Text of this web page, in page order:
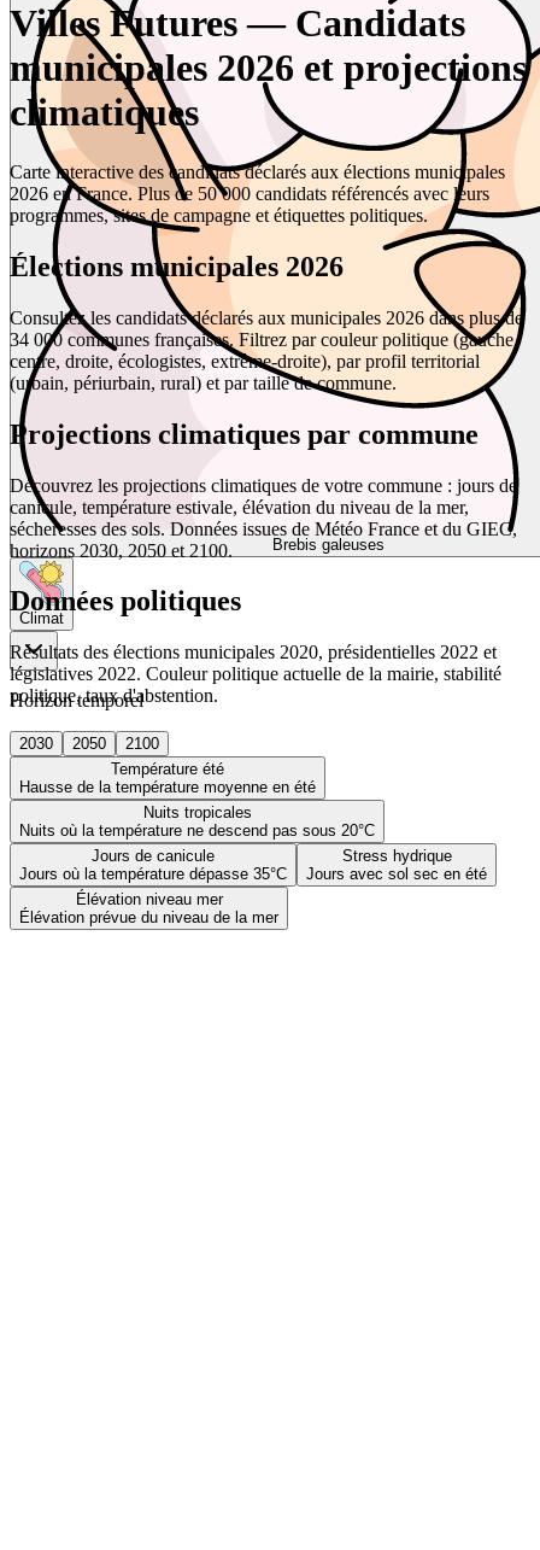
Brebis galeuses
Climat
Horizon temporel
2030 2050
2100
Température été
Hausse de la température moyenne en été
Nuits tropicales
Nuits où la température ne descend pas sous 20°C
Jours de canicule
Jours où la température dépasse 35°C
Stress hydrique
Jours avec sol sec en été
Élévation niveau mer
Élévation prévue du niveau de la mer
Villes Futures — Candidats
municipales 2026 et projections
climatiques
Carte interactive des candidats déclarés aux élections municipales
2026 en France. Plus de 50 000 candidats référencés avec leurs
programmes, sites de campagne et étiquettes politiques.
Élections municipales 2026
Consultez les candidats déclarés aux municipales 2026 dans plus de
34 000 communes françaises. Filtrez par couleur politique (gauche,
centre, droite, écologistes, extrême-droite), par profil territorial
(urbain, périurbain, rural) et par taille de commune.
Projections climatiques par commune
Découvrez les projections climatiques de votre commune : jours de
canicule, température estivale, élévation du niveau de la mer,
sécheresses des sols. Données issues de Météo France et du GIEC,
horizons 2030, 2050 et 2100.
Données politiques
Résultats des élections municipales 2020, présidentielles 2022 et
législatives 2022. Couleur politique actuelle de la mairie, stabilité
politique, taux d'abstention.